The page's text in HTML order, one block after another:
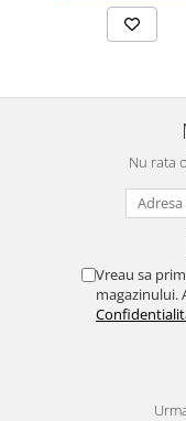
Nu rata
Vreau sa
magazinului.